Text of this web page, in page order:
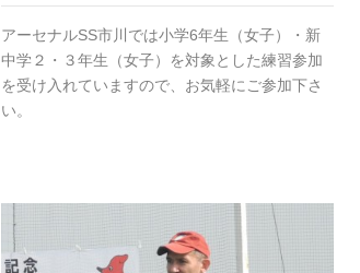
アーセナルSS市川では小学6年生（女子）・新
中学２・３年生（女子）を対象とした練習参加
を受け入れていますので、お気軽にご参加下さ
い。